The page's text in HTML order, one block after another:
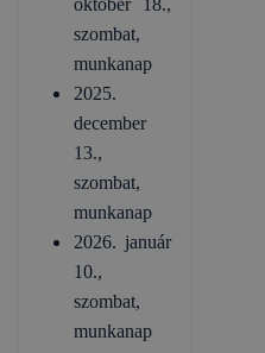
október 18.,
szombat,
munkanap
2025.
december
13.,
szombat,
munkanap
2026. január
10.,
szombat,
munkanap